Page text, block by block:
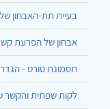
בעיית תת-האבחון
אבחון של הפרעת קשב
תסמונת טורט -
לקות שפתית והקשר